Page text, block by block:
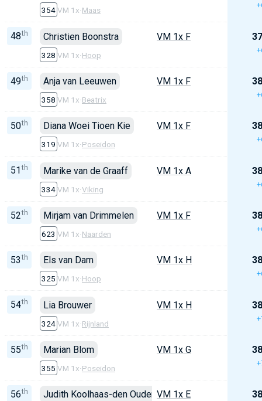
354VM 1x·Maas
48th Christien Boonstra
328 VM 1x·Hoop
VM 1x F
49th Anja van Leeuwen
358 VM 1x·Beatrix
VM 1x F
50th Diana Woei Tioen Kie
319 VM 1x·Poseidon
VM 1x F
51 th Marike van de Graaff
334VM 1x·Viking
VM 1x A
52th Mirjam van Drimmelen
623 VM 1x·Naarden
VM 1x F
53 th Els van Dam
325 VM 1x·Hoop
VM 1x H
54th Lia Brouwer
324VM 1x·Rijnland
VM 1x H
55th Marian Blom
355 VM 1x·Poseidon
VM 1x G
56th Judith Koolhaas-den Ouden VM 1x E